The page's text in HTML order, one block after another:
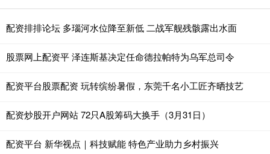
配资排排论坛 多瑙河水位降至新低 二战军舰残骸露出水面
股票网上配资平 泽连斯基决定任命德拉帕特为乌军总司令
配资平台股票配资 玩转缤纷暑假，东莞千名小工匠齐晒技艺
配资炒股开户网站 72只A股筹码大换手（3月31日）
配资平台 新华视点｜科技赋能 特色产业助力乡村振兴